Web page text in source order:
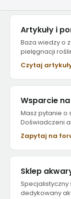
Artykuły i
Baza wiedzy o
pielęgnacji
Czytaj
Wsparcie
Masz pytanie o
Doświadczeni
Zapytaj na
Sklep
Specjalistyczny
dedykowany